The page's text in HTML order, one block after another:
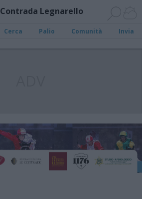
Contrada Legnarello
Cerca Palio Comunità Invia